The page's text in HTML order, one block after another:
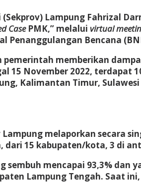
Lampung Fahrizal
CasePMK,” melalui virtual
Penanggulangan Bencana
memberikan
15 November 2022, terdapat
Kalimantan Timur,
melaporkan secara
dari 15 kabupaten/kota, 3 di
sembuh mencapai 93,3%
Lampung Tengah. Saat